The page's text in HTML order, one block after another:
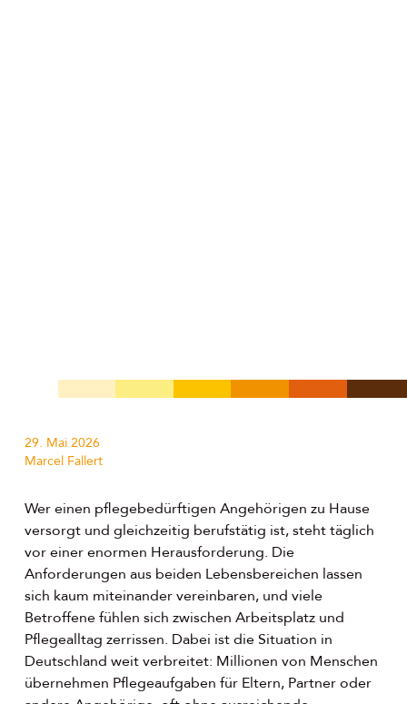
29. Mai 2026
Marcel Fallert
Wer einen pflegebedürftigen Angehörigen zu Hause
versorgt und gleichzeitig berufstätig ist, steht täglich
vor einer enormen Herausforderung. Die
Anforderungen aus beiden Lebensbereichen lassen
sich kaum miteinander vereinbaren, und viele
Betroffene fühlen sich zwischen Arbeitsplatz und
Pflegealltag zerrissen. Dabei ist die Situation in
Deutschland weit verbreitet: Millionen von Menschen
übernehmen Pflegeaufgaben für Eltern, Partner oder